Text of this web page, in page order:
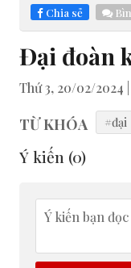
Chia sẻ
Đại đoàn
Thứ 3, 20/02/2024 |
TỪ KHÓA #đại
Ý kiến (0)